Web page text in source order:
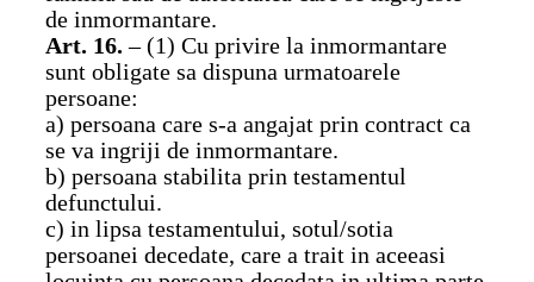
de inmormantare.
Art. 16.– (1) Cu privire la inmormantare
sunt obligate sa dispuna urmatoarele
persoane:
a) persoana care s-a angajat prin contract ca
se va ingriji de inmormantare.
b) persoana stabilita prin testamentul
defunctului.
c) in lipsa testamentului, sotul/sotia
persoanei decedate, care a trait in aceeasi